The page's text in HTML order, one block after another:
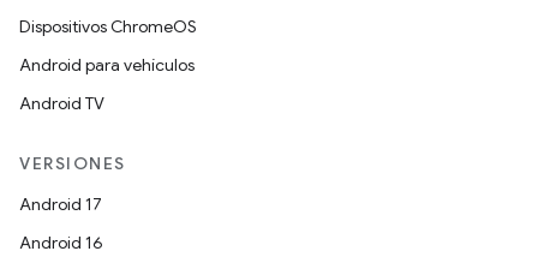
Dispositivos ChromeOS
Android para vehículos
Android TV
VERSIONES
Android 17
Android 16